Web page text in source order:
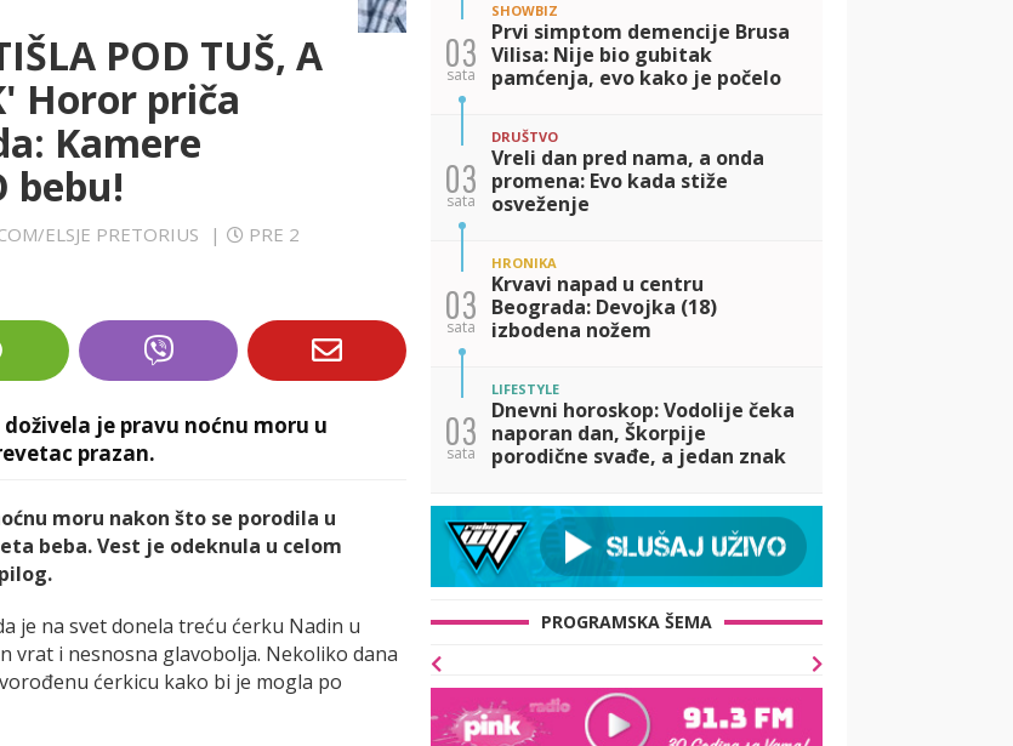
POD TUŠ, A
Horor priča
Kamere
bebu!
ELSJE PRETORIUS |
PRE 2
je pravu noćnu moru u
prazan.
moru nakon što se porodila u
beba. Vest je odeknula u celom
je na svet donela treću ćerku Nadin u
vrat i nesnosna glavobolja. Nekoliko dana
ćerkicu kako bi je mogla po
sreću
03
sata
SHOWBIZ
Prvi simptom demencije Brusa
Vilisa: Nije bio gubitak
pamćenja, evo kako je počelo
03
sata
DRUŠTVO
Vreli dan pred nama, a onda
promena: Evo kada stiže
osveženje
03
sata
HRONIKA
Krvavi napad u centru
Beograda: Devojka (18)
izbodena nožem
03
sata
LIFESTYLE
Dnevni horoskop: Vodolije čeka
naporan dan, Škorpije
porodične svađe, a jedan znak
PROGRAMSKA ŠEMA